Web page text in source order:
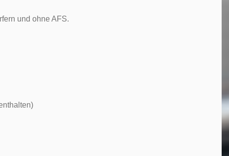
und ohne AFS.